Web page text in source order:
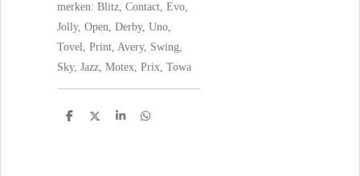
merken: Blitz, Contact, Evo,
Jolly, Open, Derby, Uno,
Tovel, Print, Avery, Swing,
Sky, Jazz, Motex, Prix, Towa
D
D
S
D